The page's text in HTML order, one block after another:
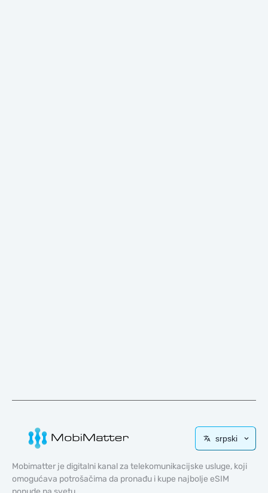
srpski
Mobimatter je digitalni kanal za telekomunikacijske usluge, koji
omogućava potrošačima da pronađu i kupe najbolje eSIM